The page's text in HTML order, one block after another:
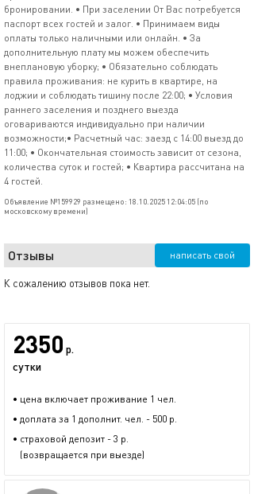
бронировании. • При заселении От Вас потребуется
паспорт всех гостей и залог. • Принимаем виды
оплаты только наличными или онлайн. • За
дополнительную плату мы можем обеспечить
внеплановую уборку; • Обязательно соблюдать
правила проживания: не курить в квартире, на
лоджии и соблюдать тишину после 22:00; • Условия
раннего заселения и позднего выезда
оговариваются индивидуально при наличии
возможности;• Расчетный час: заезд с 14:00 выезд до
11:00; • Окончательная стоимость зависит от сезона,
количества суток и гостей; • Квартира рассчитана на
4 гостей.
Объявление №159929 размещено: 18.10.2025 12:04:05 (по
московскому времени)
Отзывы написать свой
К сожалению отзывов пока нет.
2350 р.
сутки
• цена включает проживание 1 чел.
• доплата за 1 дополнит. чел. - 500 р.
• страховой депозит - 3 р.
(возвращается при выезде)